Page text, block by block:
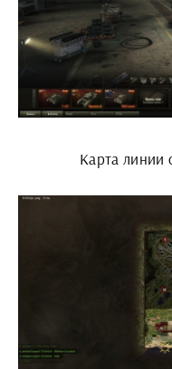
Карта линии